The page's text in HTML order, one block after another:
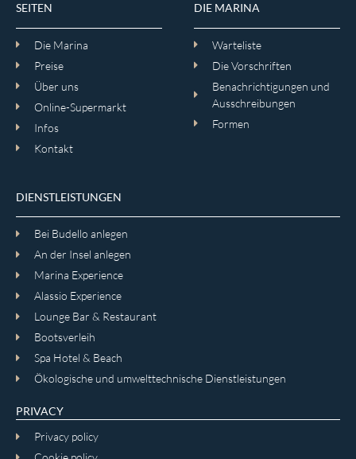
SEITEN
Die Marina
Preise
Über uns
Online-Supermarkt
Infos
Kontakt
DIE MARINA
Warteliste
Die Vorschriften
Benachrichtigungen und
Ausschreibungen
Formen
DIENSTLEISTUNGEN
Bei Budello anlegen
An der Insel anlegen
Marina Experience
Alassio Experience
Lounge Bar & Restaurant
Bootsverleih
Spa Hotel & Beach
Ökologische und umwelttechnische Dienstleistungen
PRIVACY
Privacy policy